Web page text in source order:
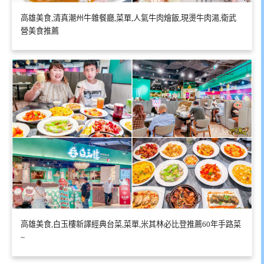
高雄美食,清真潮州牛雜餐廳,菜單,人氣牛肉燴飯,現燙牛肉湯,衛武
營美食推薦
高雄美食,白玉樓新譯經典台菜,菜單,米其林必比登推薦60年手路菜
~